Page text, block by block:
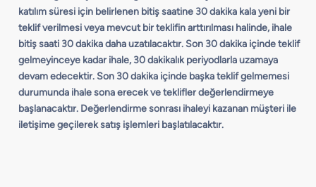
katılım süresi için belirlenen bitiş saatine 30 dakika kala yeni bir
teklif verilmesi veya mevcut bir teklifin arttırılması halinde, ihale
bitiş saati 30 dakika daha uzatılacaktır. Son 30 dakika içinde teklif
gelmeyinceye kadar ihale, 30 dakikalık periyodlarla uzamaya
devam edecektir. Son 30 dakika içinde başka teklif gelmemesi
durumunda ihale sona erecek ve teklifler değerlendirmeye
başlanacaktır. Değerlendirme sonrası ihaleyi kazanan müşteri ile
iletişime geçilerek satış işlemleri başlatılacaktır.